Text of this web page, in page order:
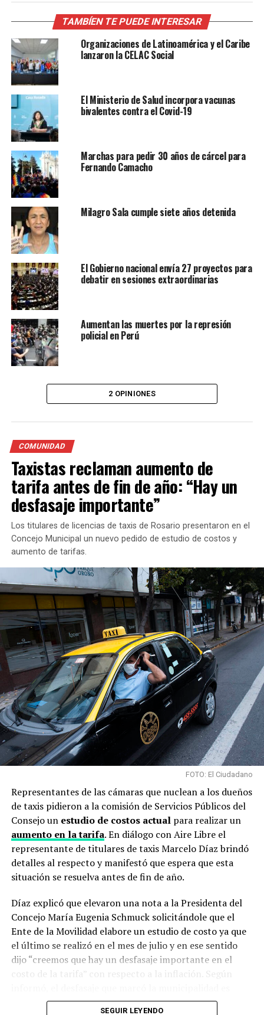
TAMBÍEN TE PUEDE INTERESAR
Organizaciones de Latinoamérica y el Caribe
lanzaron la CELAC Social
El Ministerio de Salud incorpora vacunas
bivalentes contra el Covid-19
Marchas para pedir 30 años de cárcel para
Fernando Camacho
Milagro Sala cumple siete años detenida
El Gobierno nacional envía 27 proyectos para
debatir en sesiones extraordinarias
Aumentan las muertes por la represión
policial en Perú
2 OPINIONES
COMUNIDAD
Taxistas reclaman aumento de
tarifa antes de fin de año: “Hay un
desfasaje importante”
Los titulares de licencias de taxis de Rosario presentaron en el
Concejo Municipal un nuevo pedido de estudio de costos y
aumento de tarifas.
FOTO: El Ciudadano
Representantes de las cámaras que nuclean a los dueños
de taxis pidieron a la comisión de Servicios Públicos del
Consejo un estudio de costos actualpara realizar un
aumento en la tarifa. En diálogo con Aire Libre el
representante de titulares de taxis Marcelo Díaz brindó
detalles al respecto y manifestó que espera que esta
situación se resuelva antes de fin de año.
Díaz explicó que elevaron una nota a la Presidenta del
Concejo María Eugenia Schmuck solicitándole que el
Ente de la Movilidad elabore un estudio de costo ya que
el último se realizó en el mes de julio y en ese sentido
dijo “creemos que hay un desfasaje importante en el
costo de la tarifa” con respecto a la inflación. Según
entre el 65% y 75% y calculan que el aumento de la
SEGUIR LEYENDO